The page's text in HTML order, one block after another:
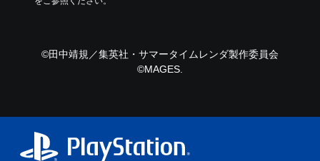
©田中靖規／集英社・サマータイムレンダ製作委員会
©MAGES.